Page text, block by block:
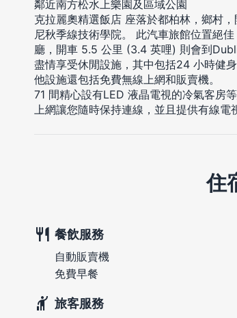
鄰近南方松水上樂園及區域公園
克拉麗奧精選飯店 座落於都柏林，鄉村
尼秋季線技術學院。 此汽車旅館位置絕
廳，開車 5.5 公里 (3.4 英哩) 則會到
盡情享受休閒設施，其中包括24 小時健
他設施還包括免費無線上網和販賣機。
71 間精心設有LED 液晶電視的冷氣客房
上網讓您隨時保持連線，並且提供有線電
住
餐飲服務
自動販賣機
免費早餐
旅客服務